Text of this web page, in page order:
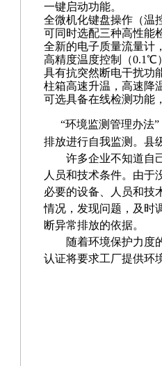
一键启动功能。
全微机化键盘操作（温
可同时选配三种高性能
全新的电子质量流量计
高精度温度控制（0.1℃
具有抗突然断电干扰功
柱箱高速升温，高速降
可选具备在线检测功能
“环境监测管理办法”
排放进行自我监测。县
许多企业不知道自
人员和技术条件。由于
必要的设备、人员和技
情况，发现问题，及时
断异常排放的依据。
随着环境保护力度的
认证将要求工厂提供环